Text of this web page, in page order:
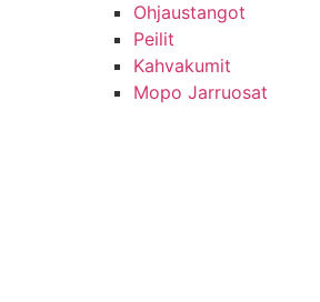
Ohjaustangot
Peilit
Kahvakumit
Mopo Jarruosat